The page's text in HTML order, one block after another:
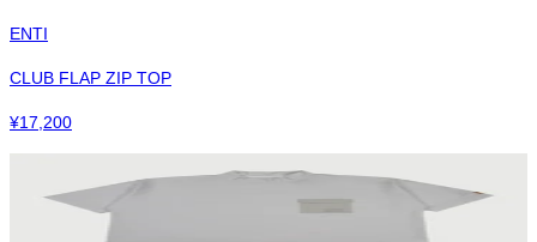
ENTI
CLUB FLAP ZIP TOP
¥17,200